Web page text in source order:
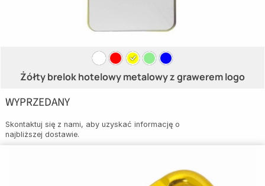
Żółty brelok hotelowy metalowy z grawerem logo
WYPRZEDANY
Skontaktuj się z nami, aby uzyskać informację o
najbliższej dostawie.